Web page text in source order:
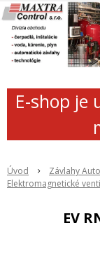
E-shop je
Úvod Závlahy
Elektromagnetické
EV